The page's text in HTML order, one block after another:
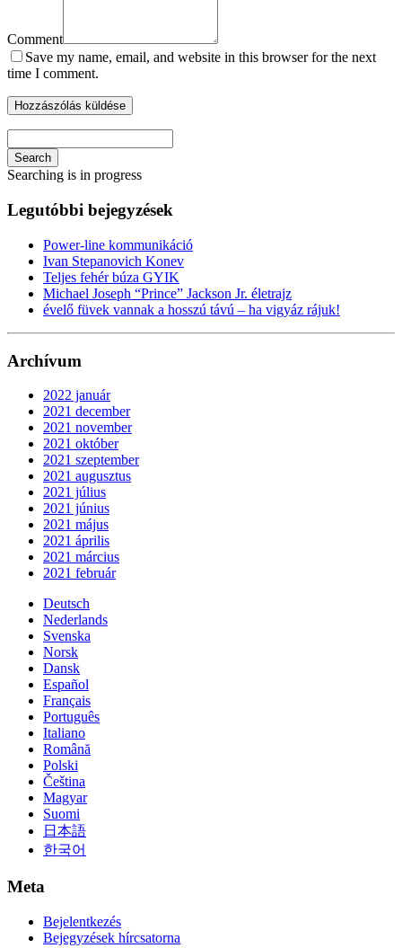
Comment
Save my name, email, and website in this browser for the next
time I comment.
Search
Searching is in progress
Legutóbbi bejegyzések
Power-line kommunikáció
Ivan Stepanovich Konev
Teljes fehér búza GYIK
Michael Joseph “Prince” Jackson Jr. életrajz
évelő füvek vannak a hosszú távú – ha vigyáz rájuk!
Archívum
2022 január
2021 december
2021 november
2021 október
2021 szeptember
2021 augusztus
2021 július
2021 június
2021 május
2021 április
2021 március
2021 február
Deutsch
Nederlands
Svenska
Norsk
Dansk
Español
Français
Português
Italiano
Română
Polski
Čeština
Magyar
Suomi
日本語
한국어
Meta
Bejelentkezés
Bejegyzések hírcsatorna